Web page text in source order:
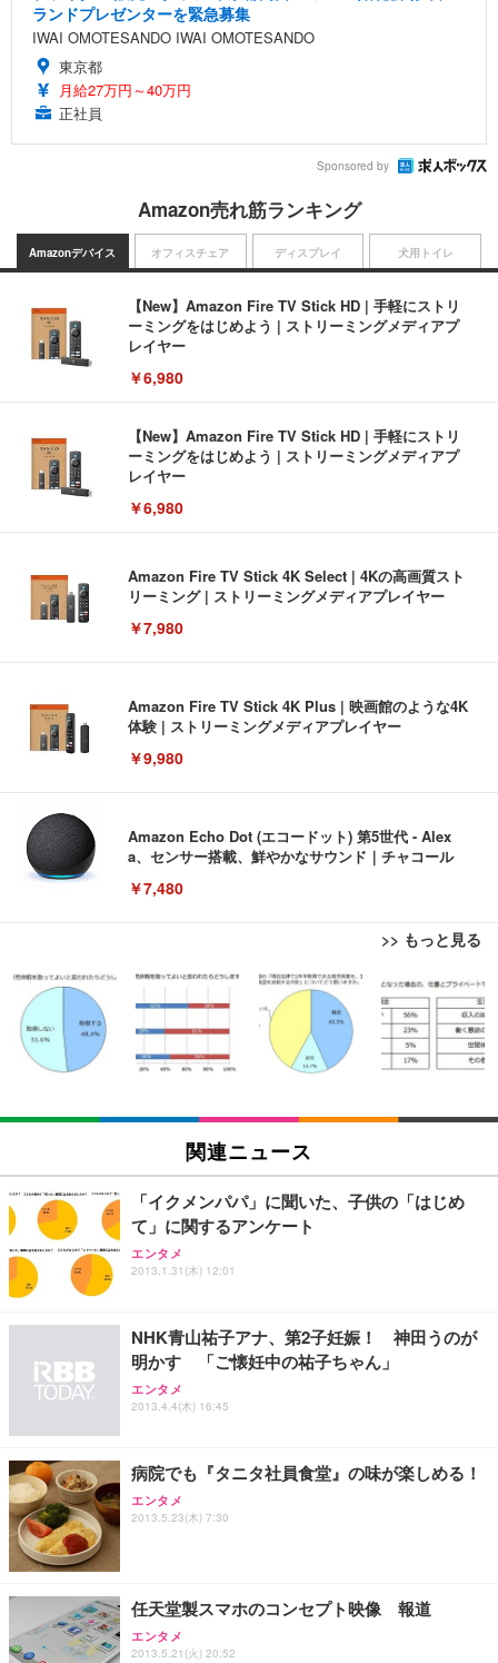
ランドプレゼンターを緊急募集
IWAI OMOTESANDO IWAI OMOTESANDO
東京都
月給27万円～40万円
正社員
Sponsored by
Amazon売れ筋ランキング
Amazonデバイス
【New】Amazon Fire TV Stick HD | 手軽にストリ
ーミングをはじめよう | ストリーミングメディアプ
レイヤー
￥6,980
【New】Amazon Fire TV Stick HD | 手軽にストリ
ーミングをはじめよう | ストリーミングメディアプ
レイヤー
￥6,980
Amazon Fire TV Stick 4K Select | 4Kの高画質スト
リーミング | ストリーミングメディアプレイヤー
￥7,980
Amazon Fire TV Stick 4K Plus | 映画館のような4K
体験 | ストリーミングメディアプレイヤー
￥9,980
Amazon Echo Dot (エコードット) 第5世代 - Alex
a、センサー搭載、鮮やかなサウンド｜チャコール
￥7,480
>> もっと見る
オフィスチェア
[EdoErgo] オフィスチェア 椅子 テレワーク 疲れな
い 跳ね上げ式アームレスト コンパクト 約105度ロッ
キング pc 事務椅子 360度回転 座面昇降 強化ナイロ
ン樹脂ベース 通気性メッシュ 在宅ワーク H-WY01
(黒網+黒枠+黒足)
￥5,699
SIHOO B100 オフィスチェア／デスクチェア メッシ
ュチェア 人間工学 疲れない ブラック
￥27,999
Sezlife オフィスチェア デスクチェア 疲れない テレ
ワーク チェア 強化バックレスト 30度ロッキング機
能 人間工学 椅子 腰サポート 90度跳ね上げ式アーム
務用 おしゃれ パソコンチェア (ブラック)
Sezlife オフィスチェア デスクチェア 疲れない テレ
ワーク チェア 強化バックレスト 30度ロッキング機
能 人間工学 椅子 腰サポート 90度跳ね上げ式アーム
務用 おしゃれ パソコンチェア (ホワイト)
ANDWINT オフィスチェア デスクチェア 肘なし メ
ッシュ 通気性 ランバーサポート付き 腰サポート ガ
ディスプレイ
EIZO ビジネス向けプレミアムモニター | FlexScan
EV3240X-WT | 31.5型4K UHD・USB Type-C・ホワ
イト
￥105,595
EIZO ビジネス向けプレミアムモニター | FlexScan
【純正品】27"ゲーミングモニター DualSense 充電
フック付き（CFI-ZDM1J）
【整備済み品】Dell E2724HS 27インチ 液晶モニタ
ー フルHD（1920×1080）VA 非光沢 HDMI/DisplayP
ort/VGA スピーカー内蔵 高さ調整 スイベル VESA対
【MiniLED/24.5inch/280Hz/FHD】GRAPHT THE S
HOOTER Gaming Monitor 24” Essential ゲーミン
犬用トイレ
Amazonベーシック ペットシーツ 薄型 レギュラー 1
回使い捨て 無香料 ホワイト 300枚
Amazonベーシック ペットシーツ 厚型 ワイド 42枚
x2袋(84枚) ホワイト(吸収面:ライトブルー)
￥3,234
ネオ・ルーライフ ネオ・オムツ L 中型犬用 26枚入
り 単品
Smart Basic(スマートベーシック) 【Amazon.co.jp
限定】 Smart Basic アイリスオーヤマ ペットシーツ
超厚型 お徳用 ワイド 100枚入 (x 1) (ケース販売)
アイリスオーヤマ ペットシーツ 超厚型 お徳用 レギ
関連ニュース
「イクメンパパ」に聞いた、子供の「はじめ
て」に関するアンケート
エンタメ
2013.1.31(木) 12:01
NHK青山祐子アナ、第2子妊娠！ 神田うのが
明かす 「ご懐妊中の祐子ちゃん」
エンタメ
2013.4.4(木) 16:45
病院でも『タニタ社員食堂』の味が楽しめる！
エンタメ
2013.5.23(木) 7:30
任天堂製スマホのコンセプト映像 報道
エンタメ
2013.5.21(火) 20:52